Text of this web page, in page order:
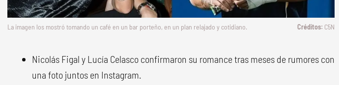
La imagen los mostró tomando un café en un bar porteño, en un plan relajado y cotidiano. C5N
Nicolás Figal y Lucía Celasco confirmaron su romance tras meses de rumores con
una foto juntos en Instagram.